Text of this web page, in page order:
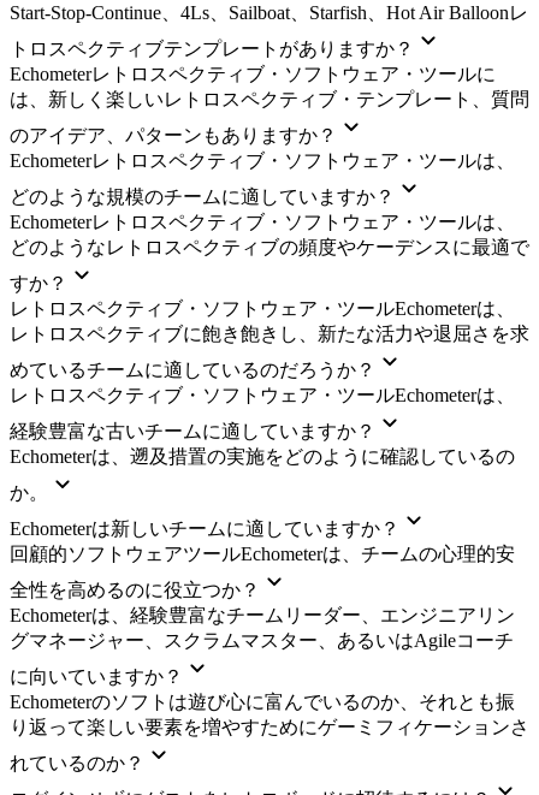
Start-Stop-Continue、4Ls、Sailboat、Starfish、Hot Air Balloonレ
トロスペクティブテンプレートがありますか？
Echometerレトロスペクティブ・ソフトウェア・ツールに
は、新しく楽しいレトロスペクティブ・テンプレート、質問
のアイデア、パターンもありますか？
Echometerレトロスペクティブ・ソフトウェア・ツールは、
どのような規模のチームに適していますか？
Echometerレトロスペクティブ・ソフトウェア・ツールは、
どのようなレトロスペクティブの頻度やケーデンスに最適で
すか？
レトロスペクティブ・ソフトウェア・ツールEchometerは、
レトロスペクティブに飽き飽きし、新たな活力や退屈さを求
めているチームに適しているのだろうか？
レトロスペクティブ・ソフトウェア・ツールEchometerは、
経験豊富な古いチームに適していますか？
Echometerは、遡及措置の実施をどのように確認しているの
か。
Echometerは新しいチームに適していますか？
回顧的ソフトウェアツールEchometerは、チームの心理的安
全性を高めるのに役立つか？
Echometerは、経験豊富なチームリーダー、エンジニアリン
グマネージャー、スクラムマスター、あるいはAgileコーチ
に向いていますか？
Echometerのソフトは遊び心に富んでいるのか、それとも振
り返って楽しい要素を増やすためにゲーミフィケーションさ
れているのか？